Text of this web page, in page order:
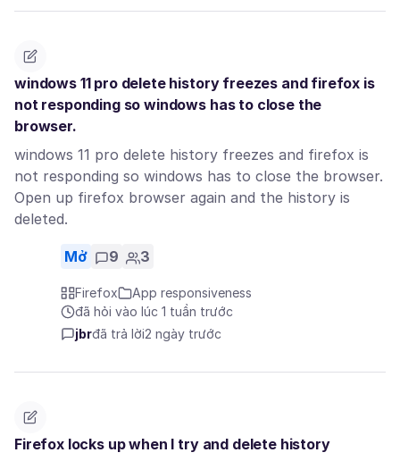
windows 11 pro delete history freezes and firefox is
not responding so windows has to close the
browser.
windows 11 pro delete history freezes and firefox is
not responding so windows has to close the browser.
Open up firefox browser again and the history is
deleted.
Mở 9 3
Firefox
App responsiveness
đã hỏi vào lúc 1 tuần trước
jbrđã trả lời2 ngày trước
Firefox locks up when I try and delete history